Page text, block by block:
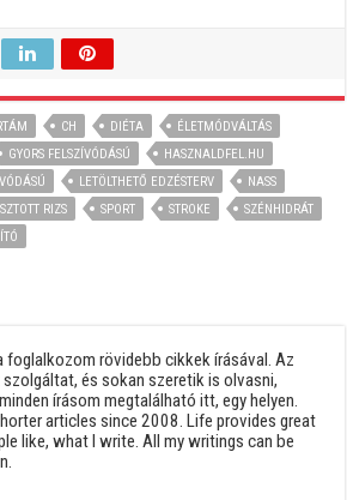
CH DIÉTA
ÉLETMÓDVÁLTÁS
GYORS FELSZÍVÓDÁSÚ
HASZNALDFEL.HU
LETÖLTHETŐ EDZÉSTERV
NASS
RIZS SPORT STROKE
SZÉNHIDRÁT
foglalkozom rövidebb cikkek írásával. Az
és sokan szeretik is olvasni,
írásom megtalálható itt, egy helyen.
articles since 2008. Life provides great
like, what I write. All my writings can be